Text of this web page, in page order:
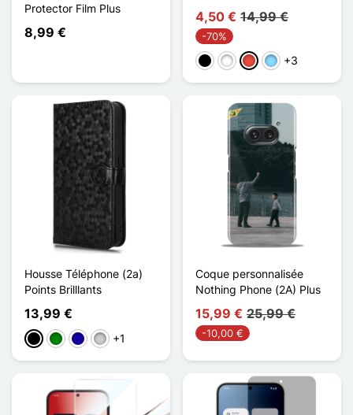
Protector Film Plus
8,99 €
4,50 € 14,99 €
-70%
Schwarz
WeißRot Hellblau
+3
Housse Téléphone (2a)
Points Brilllants
13,99 €
Schwarz
GrünDunkelblau
Silber
+1
Coque personnalisée
Nothing Phone (2A) Plus
15,99 € 25,99 €
-10,00 €